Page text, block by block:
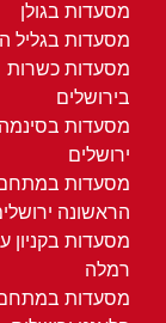
מסעדות בגולן
מסעדות בגליל
מסעדות כשרות
בירושלים
מסעדות בסינמה
ירושלים
מסעדות
הראשונה
מסעדות בקניון
רמלה
מסעדות